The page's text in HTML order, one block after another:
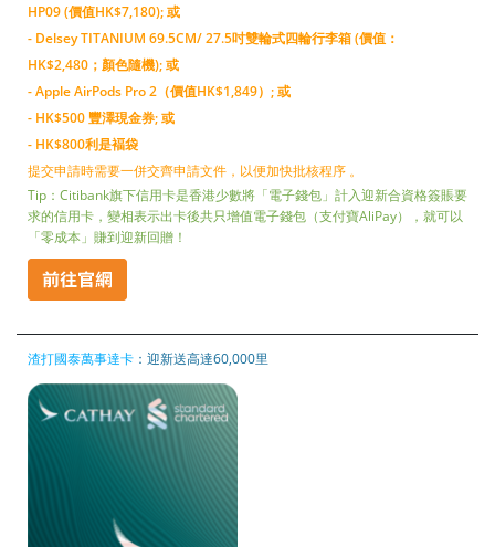
HP09 (價值HK$7,180); 或
- Delsey TITANIUM 69.5CM/ 27.5吋雙輪式四輪行李箱 (價值：
HK$2,480；顏色隨機); 或
- Apple AirPods Pro 2（價值HK$1,849）; 或
- HK$500 豐澤現金券; 或
- HK$800利是褔袋
提交申請時需要一併交齊申請文件，以便加快批核程序 。
Tip：Citibank旗下信用卡是香港少數將「電子錢包」計入迎新合資格簽賬要
求的信用卡，變相表示出卡後共只增值電子錢包（支付寶AliPay），就可以
「零成本」賺到迎新回贈！
渣打國泰萬事達卡 ：迎新送高達60,000里